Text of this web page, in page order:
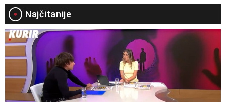
Najčitanije